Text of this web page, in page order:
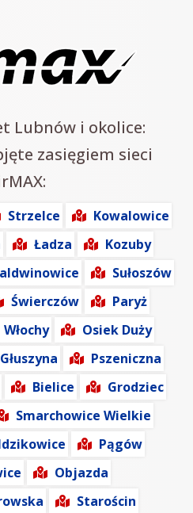
Lubnów i okolice:
zasięgiem sieci
Strzelce
Kowalowice
Ładza
Kozuby
Sułoszów
Świerczów
Paryż
Włochy
Osiek Duży
Głuszyna
Pszeniczna
Bielice
Grodziec
Smarchowice Wielkie
Pągów
Objazda
Starościn